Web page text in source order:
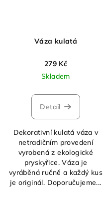
Váza kulatá
279 Kč
Skladem
Detail
Dekorativní kulatá váza v
netradičním provedení
vyrobená z ekologické
pryskyřice. Váza je
vyráběná ručně a každý kus
je originál. Doporučujeme...